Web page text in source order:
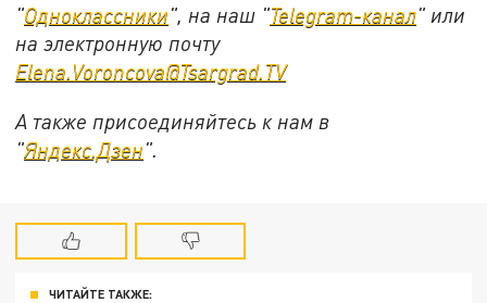
"Одноклассники", на наш "Telegram-канал" или
на электронную почту
Elena.Voroncova@Tsargrad.TV
А также присоединяйтесь к нам в
"Яндекс.Дзен".
ЧИТАЙТЕ ТАКЖЕ: